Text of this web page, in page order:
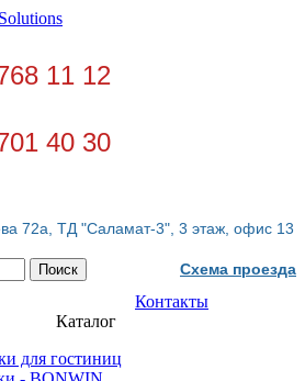
11 12
40 30
72а, ТД "Саламат-3", 3 этаж, офис 13
Схема проезда
Поиск
Контакты
Каталог
для гостиниц